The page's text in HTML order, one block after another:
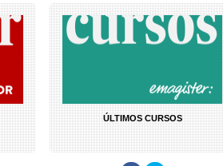
ÚLTIMOS CURSOS